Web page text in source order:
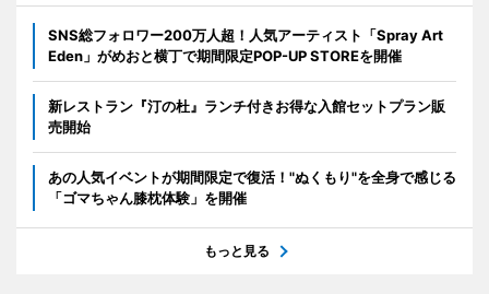
SNS総フォロワー200万人超！人気アーティスト「Spray Art
Eden」がめおと横丁で期間限定POP-UP STOREを開催
新レストラン『汀の杜』ランチ付きお得な入館セットプラン販
売開始
あの人気イベントが期間限定で復活！"ぬくもり"を全身で感じる
「ゴマちゃん膝枕体験」を開催
もっと見る